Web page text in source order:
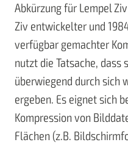
Abkürzung für Lempel
Ziv entwickelter und
verfügbar gemachter
nutzt die Tatsache, dass
überwiegend durch sich
ergeben. Es eignet sich
Kompression von
Flächen (z.B.